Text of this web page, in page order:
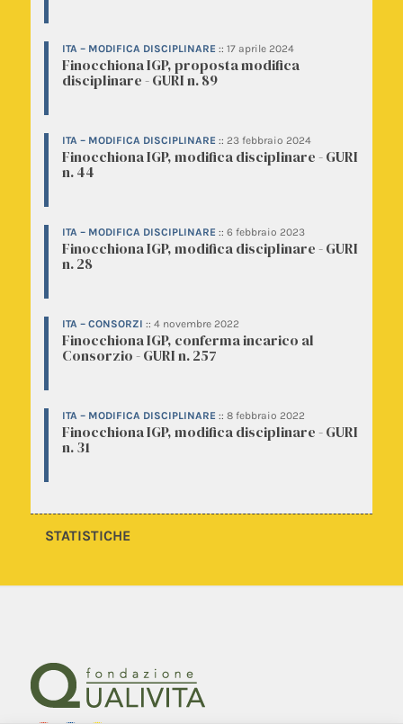
ITA – MODIFICA DISCIPLINARE :: 17 aprile 2024
Finocchiona IGP, proposta modifica
disciplinare - GURI n. 89
ITA – MODIFICA DISCIPLINARE :: 23 febbraio 2024
Finocchiona IGP, modifica disciplinare - GURI
n. 44
ITA – MODIFICA DISCIPLINARE :: 6 febbraio 2023
Finocchiona IGP, modifica disciplinare - GURI
n. 28
ITA – CONSORZI :: 4 novembre 2022
Finocchiona IGP, conferma incarico al
Consorzio - GURI n. 257
ITA – MODIFICA DISCIPLINARE :: 8 febbraio 2022
Finocchiona IGP, modifica disciplinare - GURI
n. 31
STATISTICHE